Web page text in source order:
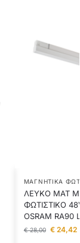
ΜΑΓΝΗΤΙΚΆ
ΛΕΥΚΟ ΜΑΤ
ΦΩΤΙΣΤΙΚΟ
OSRAM RA90
€28,00 €24,42